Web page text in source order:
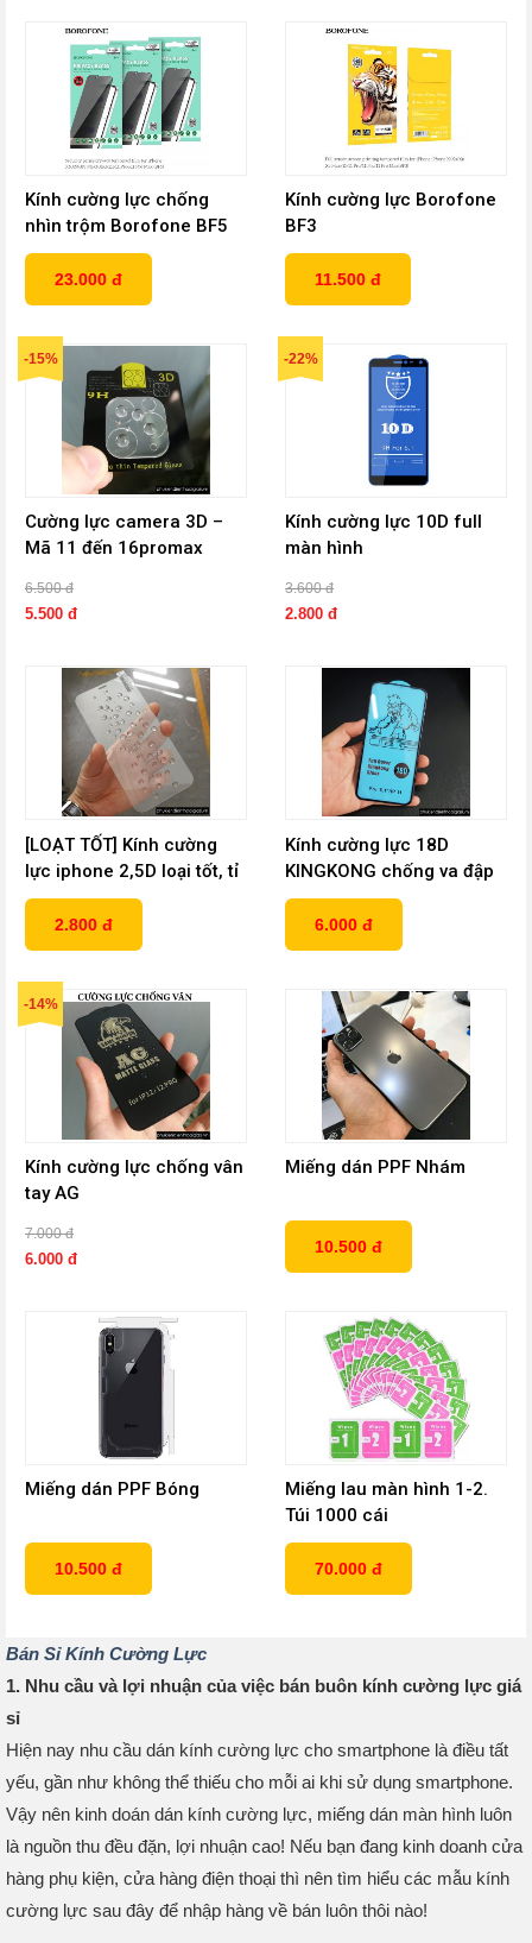
Kính cường lực chống
nhìn trộm Borofone BF5
23.000 đ
Kính cường lực Borofone
BF3
11.500 đ
-15%
Cường lực camera 3D –
Mã 11 đến 16promax
6.500 đ
5.500 đ
-22%
Kính cường lực 10D full
màn hình
3.600 đ
2.800 đ
[LOẠT TỐT] Kính cường
lực iphone 2,5D loại tốt, tỉ
lệ lỗi rất thấp, viền mịn
2.800 đ
Kính cường lực 18D
KINGKONG chống va đập
6.000 đ
-14%
Kính cường lực chống vân
tay AG
7.000 đ
6.000 đ
Miếng dán PPF Nhám
10.500 đ
Miếng dán PPF Bóng
10.500 đ
Miếng lau màn hình 1-2.
Túi 1000 cái
70.000 đ
Bán Sỉ Kính Cường Lực
1. Nhu cầu và lợi nhuận của việc bán buôn kính cường lực giá
sỉ
Hiện nay nhu cầu dán kính cường lực cho smartphone là điều tất
yếu, gần như không thể thiếu cho mỗi ai khi sử dụng smartphone.
Vậy nên kinh doán dán kính cường lực, miếng dán màn hình luôn
là nguồn thu đều đặn, lợi nhuận cao! Nếu bạn đang kinh doanh cửa
hàng phụ kiện, cửa hàng điện thoại thì nên tìm hiểu các mẫu kính
cường lực sau đây để nhập hàng về bán luôn thôi nào!